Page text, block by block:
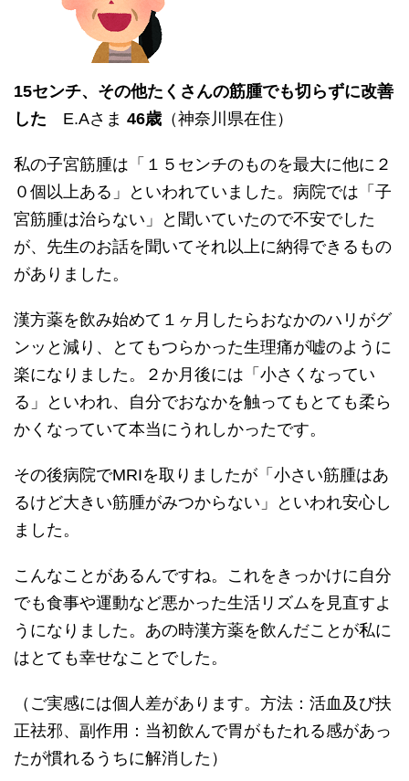
15センチ、その他たくさんの筋腫でも切らずに改善
した E.Aさま 46歳 （神奈川県在住）
私の子宮筋腫は「１５センチのものを最大に他に２
０個以上ある」といわれていました。病院では「子
宮筋腫は治らない」と聞いていたので不安でした
が、先生のお話を聞いてそれ以上に納得できるもの
がありました。
漢方薬を飲み始めて１ヶ月したらおなかのハリがグ
ンッと減り、とてもつらかった生理痛が嘘のように
楽になりました。２か月後には「小さくなってい
る」といわれ、自分でおなかを触ってもとても柔ら
かくなっていて本当にうれしかったです。
その後病院でMRIを取りましたが「小さい筋腫はあ
るけど大きい筋腫がみつからない」といわれ安心し
ました。
こんなことがあるんですね。これをきっかけに自分
でも食事や運動など悪かった生活リズムを見直すよ
うになりました。あの時漢方薬を飲んだことが私に
はとても幸せなことでした。
（ご実感には個人差があります。方法：活血及び扶
正祛邪、副作用：当初飲んで胃がもたれる感があっ
たが慣れるうちに解消した）